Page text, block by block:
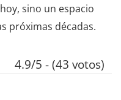
sino un espacio
próximas décadas.
4.9/5 - (43 votos)